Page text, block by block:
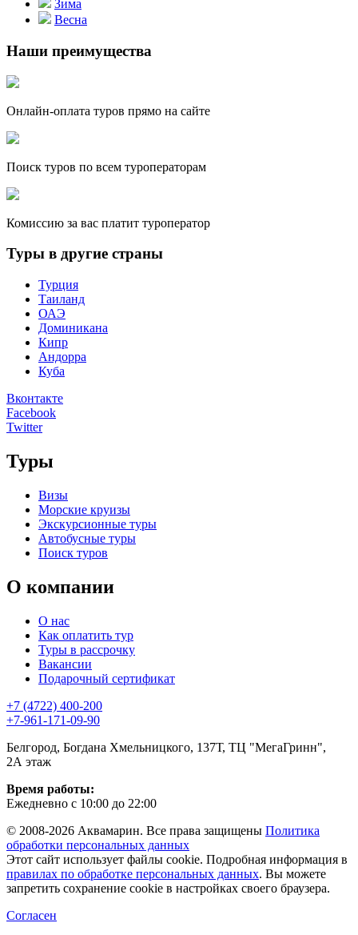
Зима
Весна
Наши преимущества
Онлайн-оплата туров прямо на сайте
Поиск туров по всем туроператорам
Комиссию за вас платит туроператор
Туры в другие страны
Турция
Таиланд
ОАЭ
Доминикана
Кипр
Андорра
Куба
Вконтакте
Facebook
Twitter
Туры
Визы
Морские круизы
Экскурсионные туры
Автобусные туры
Поиск туров
О компании
О нас
Как оплатить тур
Туры в рассрочку
Вакансии
Подарочный сертификат
+7 (4722) 400-200
+7-961-171-09-90
Белгород, Богдана Хмельницкого, 137Т, ТЦ "МегаГринн",
2А этаж
Время работы:
Ежедневно с 10:00 до 22:00
© 2008-2026 Аквамарин. Все права защищены Политика
обработки персональных данных
Этот сайт использует файлы cookie. Подробная информация в
правилах по обработке персональных данных. Вы можете
запретить сохранение cookie в настройках своего браузера.
Согласен